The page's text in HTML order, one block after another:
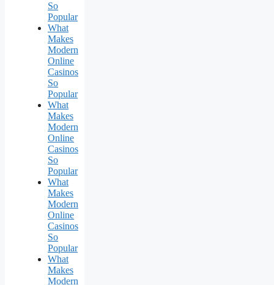
So
Popular
What
Makes
Modern
Online
Casinos
So
Popular
What
Makes
Modern
Online
Casinos
So
Popular
What
Makes
Modern
Online
Casinos
So
Popular
What
Makes
Modern